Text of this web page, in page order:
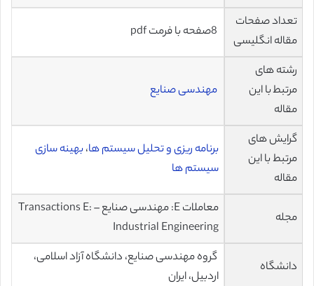
تعداد صفحات
مقاله انگلیسی
رشته های
مرتبط با این
مقاله
مهندسی صنایع
گرایش های
مرتبط با این
مقاله
برنامه ریزی و تحلیل سیستم ها،بهینه سازی
سیستم ها
مجله
معاملات E: مهندسی صنایع – Transactions E:
Industrial Engineering
دانشگاه
گروه مهندسی صنایع، دانشگاه آزاد اسلامی،
اردبیل، ایران